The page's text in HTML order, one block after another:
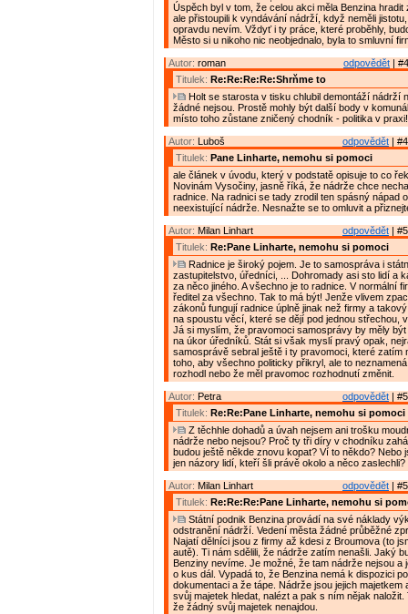
Úspěch byl v tom, že celou akci měla Benzina hradit
ale přistoupili k vyndávání nádrží, když neměli
opravdu nevím. Vždyť i ty práce, které proběhly,
Město si u nikoho nic neobjednalo, byla to smluvní
odpovědět |
Autor: roman
Titulek: Re:Re:Re:Re:Shrňme to
Holt se starosta v tisku chlubil demontáží nádrží
žádné nejsou. Prostě mohly být další body v
místo toho zůstane zničený chodník - politika v praxi!
odpovědět |
Autor: Luboš
Titulek: Pane Linharte, nemohu si pomoci
ale článek v úvodu, který v podstatě opisuje to co
Novinám Vysočiny, jasně říká, že nádrže chce
radnice. Na radnici se tady zrodil ten spásný nápad
neexistující nádrže. Nesnažte se to omluvit a
odpovědět |
Autor: Milan Linhart
Titulek: Re:Pane Linharte, nemohu si pomoci
Radnice je široký pojem. Je to samospráva i
zastupitelstvo, úředníci, ... Dohromady asi sto lidí a
za něco jiného. A všechno je to radnice. V normální
ředitel za všechno. Tak to má být! Jenže vlivem
zákonů fungují radnice úplně jinak než firmy a
na spoustu věcí, které se dějí pod jednou střechou,
Já si myslím, že pravomoci samosprávy by měly
na úkor úředníků. Stát si však myslí pravý opak,
samosprávě sebral ještě i ty pravomoci, které zatím
toho, aby všechno politicky přikryl, ale to
rozhodl nebo že měl pravomoc rozhodnutí změnit.
odpovědět |
Autor: Petra
Titulek: Re:Re:Pane Linharte, nemohu si pomoci
Z těchhle dohadů a úvah nejsem ani trošku
nádrže nebo nejsou? Proč ty tři díry v chodníku
budou ještě někde znovu kopat? Ví to někdo? Nebo
jen názory lidí, kteří šli právě okolo a něco zaslechli?
odpovědět |
Autor: Milan Linhart
Titulek: Re:Re:Re:Pane Linharte, nemohu si
Státní podnik Benzina provádí na své náklady
odstranění nádrží. Vedení města žádné průběžné
Najatí dělníci jsou z firmy až kdesi z Broumova (to
autě). Ti nám sdělili, že nádrže zatím nenašli. Jaký
Benziny nevíme. Je možné, že tam nádrže nejsou a
o kus dál. Vypadá to, že Benzina nemá k dispozici
dokumentaci a že tápe. Nádrže jsou jejich majetkem
svůj majetek hledat, nalézt a pak s ním nějak naložit.
že žádný svůj majetek nenajdou.